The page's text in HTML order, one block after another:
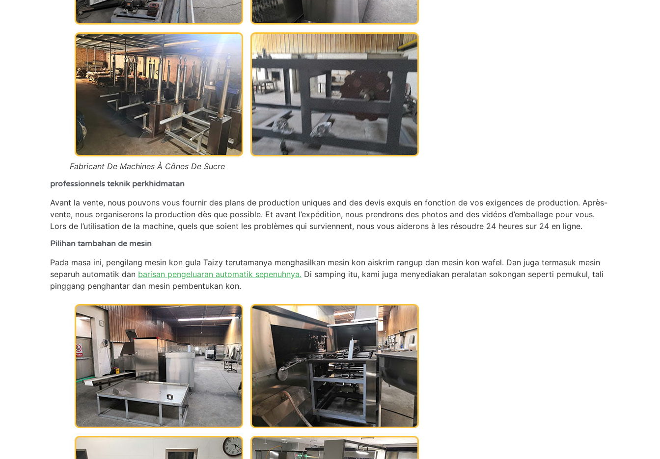
Fabricant De Machines À Cônes De Sucre
professionnels teknik perkhidmatan
Avant la vente, nous pouvons vous fournir des plans de production uniques and des devis exquis en fonction de vos exigences de production. Après-
vente, nous organiserons la production dès que possible. Et avant l’expédition, nous prendrons des photos and des vidéos d’emballage pour vous.
Lors de l’utilisation de la machine, quels que soient les problèmes qui surviennent, nous vous aiderons à les résoudre 24 heures sur 24 en ligne.
Pilihan tambahan de mesin
Pada masa ini, pengilang mesin kon gula Taizy terutamanya menghasilkan mesin kon aiskrim rangup dan mesin kon wafel. Dan juga termasuk mesin
separuh automatik dan barisan pengeluaran automatik sepenuhnya. Di samping itu, kami juga menyediakan peralatan sokongan seperti pemukul, tali
pinggang penghantar dan mesin pembentukan kon.